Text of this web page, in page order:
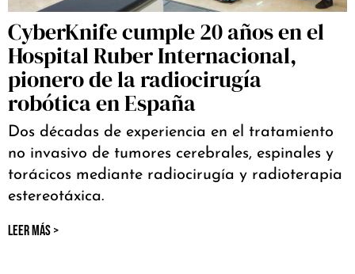
CyberKnife cumple 20 años en el
Hospital Ruber Internacional,
pionero de la radiocirugía
robótica en España
Dos décadas de experiencia en el tratamiento
no invasivo de tumores cerebrales, espinales y
torácicos mediante radiocirugía y radioterapia
estereotáxica.
LEER MÁS >